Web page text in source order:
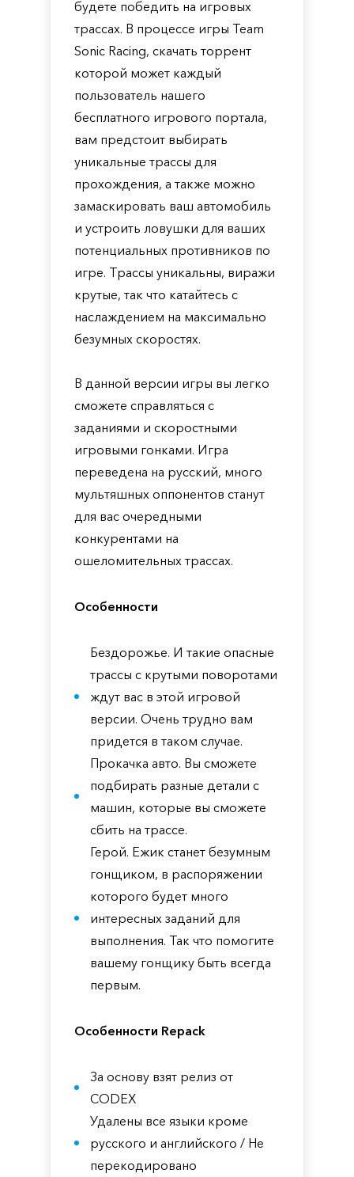
будете победить на игровых
трассах. В процессе игры Team
Sonic Racing, скачать торрент
которой может каждый
пользователь нашего
бесплатного игрового портала,
вам предстоит выбирать
уникальные трассы для
прохождения, а также можно
замаскировать ваш автомобиль
и устроить ловушки для ваших
потенциальных противников по
игре. Трассы уникальны, виражи
крутые, так что катайтесь с
наслаждением на максимально
безумных скоростях.
В данной версии игры вы легко
сможете справляться с
заданиями и скоростными
игровыми гонками. Игра
переведена на русский, много
мультяшных оппонентов станут
для вас очередными
конкурентами на
ошеломительных трассах.
Особенности
Бездорожье. И такие опасные
трассы с крутыми поворотами
ждут вас в этой игровой
версии. Очень трудно вам
придется в таком случае.
Прокачка авто. Вы сможете
подбирать разные детали с
машин, которые вы сможете
сбить на трассе.
Герой. Ежик станет безумным
гонщиком, в распоряжении
которого будет много
интересных заданий для
выполнения. Так что помогите
вашему гонщику быть всегда
первым.
Особенности Repack
За основу взят релиз от
CODEX
Удалены все языки кроме
русского и английского / Не
перекодировано